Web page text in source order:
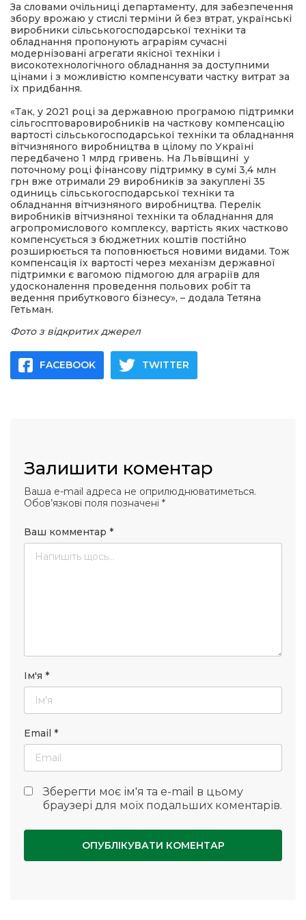
За словами очільниці департаменту, для забезпечення
збору врожаю у стислі терміни й без втрат, українські
виробники сільськогосподарської техніки та
обладнання пропонують аграріям сучасні
модернізовані агрегати якісної техніки і
високотехнологічного обладнання за доступними
цінами і з можливістю компенсувати частку витрат за
їх придбання.
«Так, у 2021 році за державною програмою підтримки
сільгосптоваровиробників на часткову компенсацію
вартості сільськогосподарської техніки та обладнання
вітчизняного виробництва в цілому по Україні
передбачено 1 млрд гривень. На Львівщині у
поточному році фінансову підтримку в сумі 3,4 млн
грн вже отримали 29 виробників за закуплені 35
одиниць сільськогосподарської техніки та
обладнання вітчизняного виробництва. Перелік
виробників вітчизняної техніки та обладнання для
агропромислового комплексу, вартість яких частково
компенсується з бюджетних коштів постійно
розширюється та поповнюється новими видами. Тож
компенсація їх вартості через механізм державної
підтримки є вагомою підмогою для аграріїв для
удосконалення проведення польових робіт та
ведення прибуткового бізнесу», – додала Тетяна
Гетьман.
Фото з відкритих джерел
FACEBOOK TWITTER
Залишити коментар
Ваша e-mail адреса не оприлюднюватиметься.
Обов’язкові поля позначені *
Ваш комментар *
Ім'я *
Email *
Зберегти моє ім'я та e-mail в цьому
браузері для моїх подальших коментарів.